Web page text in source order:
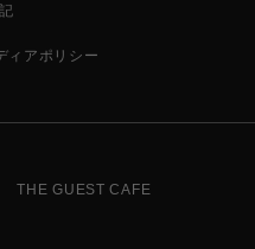
ィアポリシー
THE GUEST CAFE